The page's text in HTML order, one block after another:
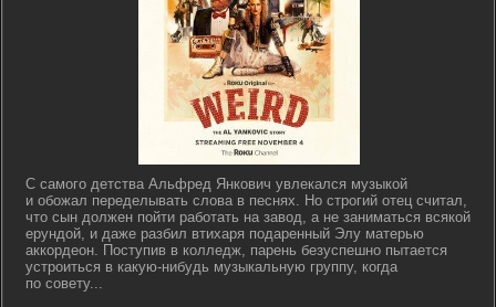
С самого детства Альфред Янкович увлекался музыкой
и обожал переделывать слова в песнях. Но строгий отец считал,
что сын должен пойти работать на завод, а не заниматься всякой
ерундой, и даже разбил втихаря подаренный Элу матерью
аккордеон. Поступив в колледж, парень безуспешно пытается
устроиться в какую-нибудь музыкальную группу, когда
по совету...